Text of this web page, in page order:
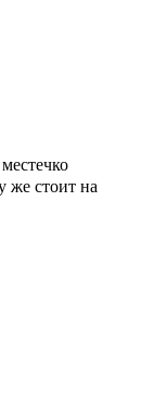
же стоит на